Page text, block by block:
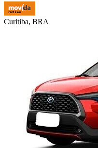
Curitiba, BRA